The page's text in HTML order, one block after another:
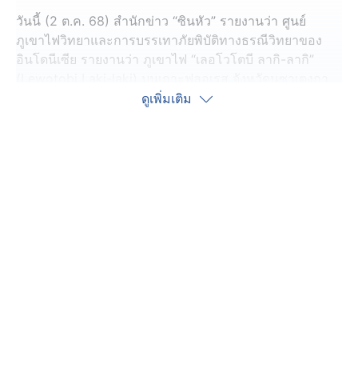
วันนี้ (2 ต.ค. 68) สำนักข่าว “ซินหัว” รายงานว่า ศูนย์
ภูเขาไฟวิทยาและการบรรเทาภัยพิบัติทางธรณีวิทยาของ
อินโดนีเซีย รายงานว่า ภูเขาไฟ “เลอโวโตบี ลากิ-ลากิ”
ราตะวันออก ประเทศอินโดนีเซีย ปะทุพ่นเถ้าถ่านภูเขาไฟสี
ดูเพิ่มเติม